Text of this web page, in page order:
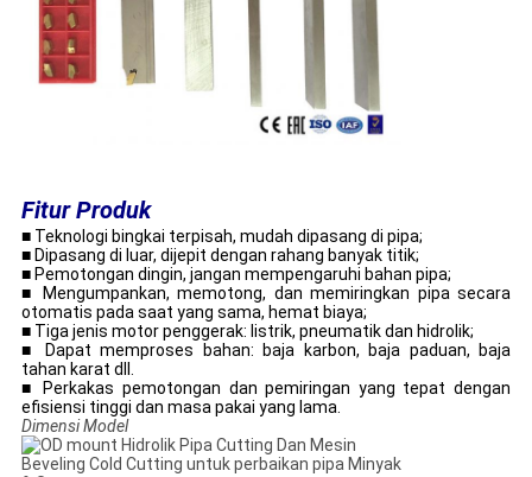
Fitur Produk
■ Teknologi bingkai terpisah, mudah dipasang di pipa;
■ Dipasang di luar, dijepit dengan rahang banyak titik;
■ Pemotongan dingin, jangan mempengaruhi bahan pipa;
■ Mengumpankan, memotong, dan memiringkan pipa secara
otomatis pada saat yang sama, hemat biaya;
■ Tiga jenis motor penggerak: listrik, pneumatik dan hidrolik;
■ Dapat memproses bahan: baja karbon, baja paduan, baja
tahan karat dll.
■ Perkakas pemotongan dan pemiringan yang tepat dengan
efisiensi tinggi dan masa pakai yang lama.
Dimensi Model